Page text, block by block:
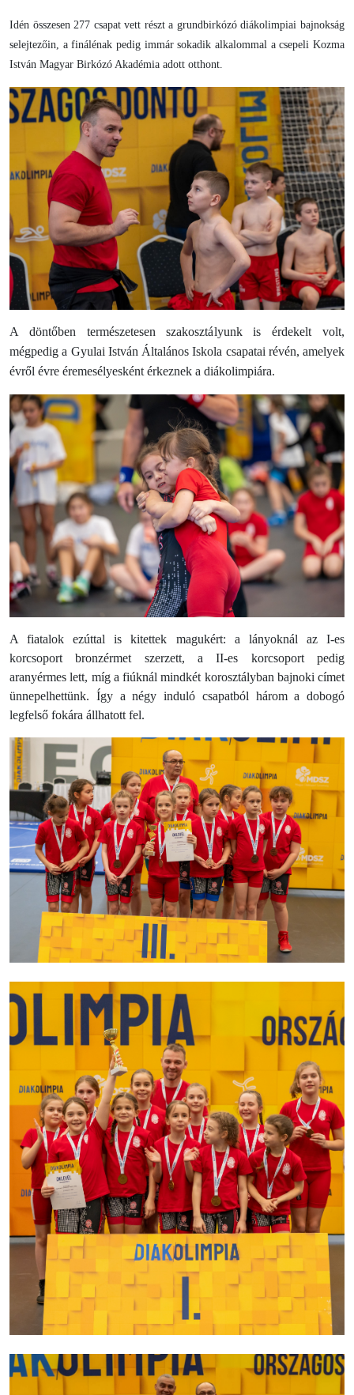
Idén összesen 277 csapat vett részt a grundbirkózó diákolimpiai bajnokság
selejtezőin, a finálénak pedig immár sokadik alkalommal a csepeli Kozma
István Magyar Birkózó Akadémia adott otthont.
A döntőben természetesen szakosztályunk is érdekelt volt,
mégpedig a Gyulai István Általános Iskola csapatai révén, amelyek
évről évre éremesélyesként érkeznek a diákolimpiára.
A fiatalok ezúttal is kitettek magukért: a lányoknál az I-es
korcsoport bronzérmet szerzett, a II-es korcsoport pedig
aranyérmes lett, míg a fiúknál mindkét korosztályban bajnoki címet
ünnepelhettünk. Így a négy induló csapatból három a dobogó
legfelső fokára állhatott fel.